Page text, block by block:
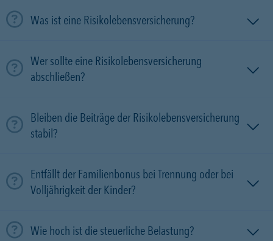
Was ist eine Risikolebensversicherung?
Wer sollte eine Risikolebensversicherung
abschließen?
Bleiben die Beiträge der Risikolebensversicherung
stabil?
Entfällt der Familienbonus bei Trennung oder bei
Volljährigkeit der Kinder?
Wie hoch ist die steuerliche Belastung?